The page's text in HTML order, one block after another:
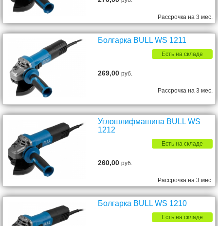
Рассрочка на 3 мес.
Болгарка BULL WS 1211
Есть на складе
269,00руб.
Рассрочка на 3 мес.
Углошлифмашина BULL WS
1212
Есть на складе
260,00руб.
Рассрочка на 3 мес.
Болгарка BULL WS 1210
Есть на складе